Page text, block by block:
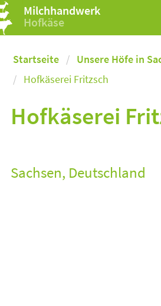
Milchhandwerk
Hofkäse
Startseite
Unsere Höfe in
Hofkäserei Fritzsch
Hofkäserei
Sachsen, Deutschland